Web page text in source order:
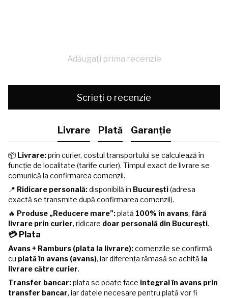
Adăugați prima recenzie
Scrieți o recenzie
Livrare Plată Garanție
📦 Livrare:prin curier, costul transportului se calculează în
funcție de localitate (tarife curier). Timpul exact de livrare se
comunică la confirmarea comenzii.
📍 Ridicare personală:disponibilă în București(adresa
exactă se transmite după confirmarea comenzii).
🔥 Produse „Reducere mare”:plată 100% în avans, fără
livrare prin curier, ridicare doar personală din București.
💳 Plata
Avans + Ramburs (plata la livrare):comenzile se confirmă
cu plată în avans (avans), iar diferența rămasă se achită la
livrare către curier.
Transfer bancar:plata se poate face integral în avans prin
transfer bancar, iar datele necesare pentru plată vor fi